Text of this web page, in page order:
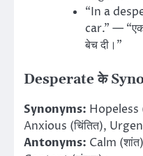
“In a
car.” —
बेच दी।”
Desperate के
Synonyms: Hopeless
Anxious (चिंतित),
Antonyms: Calm